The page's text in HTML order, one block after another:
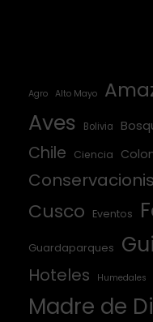
Agro Alto Mayo
Aves Bolivia
Chile
Ciencia
Cusco Eventos
Guardaparques
Hoteles Humedales
Madre de